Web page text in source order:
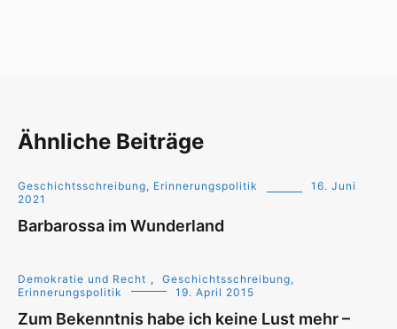
Ähnliche Beiträge
Geschichtsschreibung, Erinnerungspolitik
16. Juni
2021
Barbarossa im Wunderland
Demokratie und Recht ,
Geschichtsschreibung,
Erinnerungspolitik
19. April 2015
Zum Bekenntnis habe ich keine Lust mehr –